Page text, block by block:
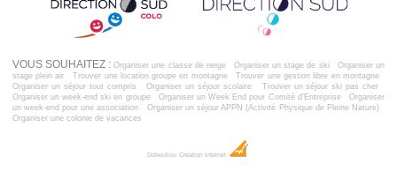
VOUS SOUHAITEZ :Organiser une classe de neige Organiser un stage de ski
Organiser un
stage plein air
Trouver une location groupe en montagne
Trouver une gestion libre en montagne
Organiser un séjour tout compris
Organiser un séjour scolaire
Trouver un séjour ski pas cher
Organiser un week-end ski en groupe
Organiser un Week End pour Comité d'Entreprise
Organiser
un week-end pour une association
Organiser un séjour APPN (Activité Physique de Pleine Nature)
Organiser une colonie de vacances
Dobeuliou Création Internet